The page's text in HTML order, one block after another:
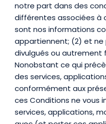
notre part dans des
différentes associées à
sont nos informations
appartiennent; (2) et
divulgués ou autrement
Nonobstant ce qui
des services,
conformément aux
ces Conditions ne vous
services, applications,